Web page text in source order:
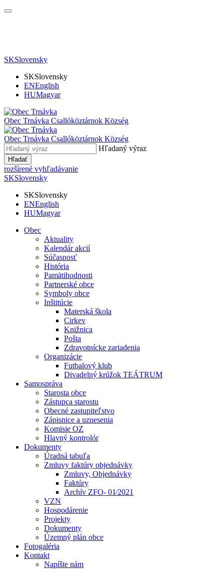
SKSlovensky
SKSlovensky
ENEnglish
HUMagyar
Obec Trnávka Csallóköztárnok Község
Obec Trnávka Csallóköztárnok Község
Hľadaný výraz
Hľadať
rozšírené vyhľadávanie
SKSlovensky
SKSlovensky
ENEnglish
HUMagyar
Obec
Aktuality
Kalendár akcií
Súčasnosť
História
Pamätihodnosti
Partnerské obce
Symboly obce
Inštitúcie
Materská škola
Cirkev
Knižnica
Pošta
Zdravotnícke zariadenia
Organizácie
Futbalový klub
Divadelný krúžok TEÁTRUM
Samospráva
Starosta obce
Zástupca starostu
Obecné zastupiteľstvo
Zápisnice a uznesenia
Komisie OZ
Hlavný kontrolór
Dokumenty
Úradná tabuľa
Zmluvy faktúry objednávky
Zmluvy, Objednávky
Faktúry
Archív ZFO- 01⁄2021
VZN
Hospodárenie
Projekty
Dokumenty
Územný plán obce
Fotogaléria
Kontakt
Napíšte nám